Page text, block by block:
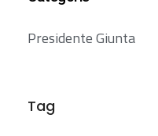
Presidente Giunta
Tag